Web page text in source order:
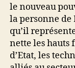
le nouveau
la personne
qu’il
nette les hauts
d’Etat, les